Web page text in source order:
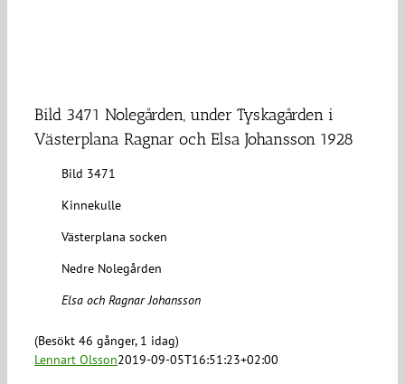
Bild 3471 Nolegården, under Tyskagården i
Västerplana Ragnar och Elsa Johansson 1928
Bild 3471
Kinnekulle
Västerplana socken
Nedre Nolegården
Elsa och Ragnar Johansson
(Besökt 46 gånger, 1 idag)
Lennart Olsson2019-09-05T16:51:23+02:00